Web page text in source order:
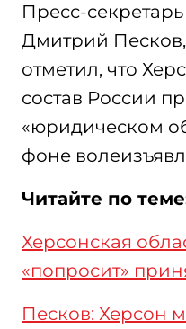
Пресс-
Дмитрий
отметил, что
состав России
«юридическом
фоне
Читайте по
Херсонская
«попросит»
Песков: Херсон